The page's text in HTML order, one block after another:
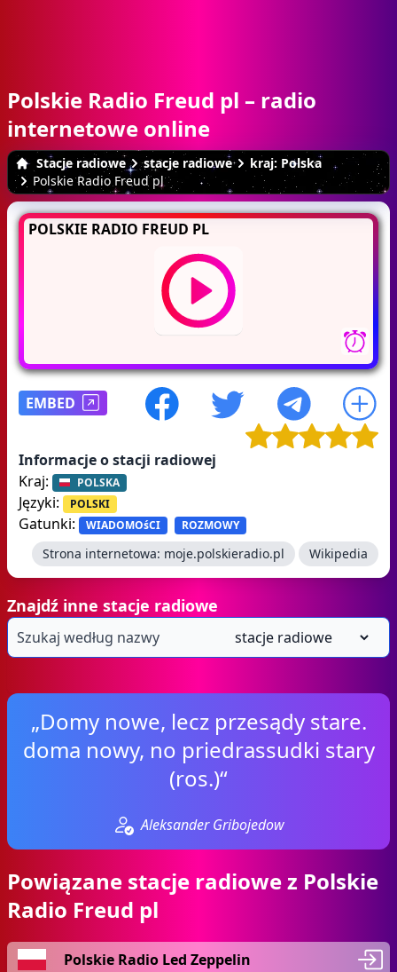
Polskie Radio Freud pl – radio
internetowe online
Stacje radiowe stacje radiowe
kraj: Polska
Polskie Radio Freud pl
POLSKIE RADIO FREUD PL
EMBED
Informacje o stacji radiowej
Kraj:
POLSKA
Języki: POLSKI
Gatunki: WIADOMOśCI ROZMOWY
Strona internetowa: moje.polskieradio.pl Wikipedia
Znajdź inne stacje radiowe
„Domy nowe, lecz przesądy stare.
doma nowy, no priedrassudki stary
(ros.)“
Aleksander Gribojedow
Powiązane stacje radiowe z Polskie
Radio Freud pl
Polskie Radio Led Zeppelin